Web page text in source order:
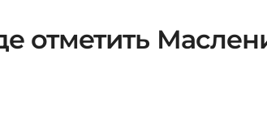
отметить